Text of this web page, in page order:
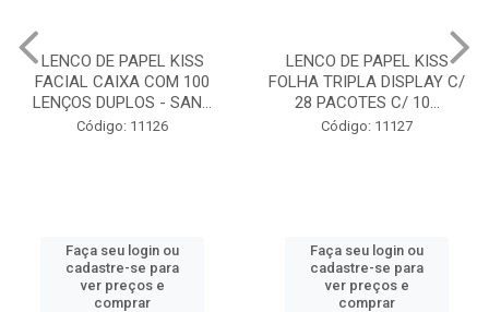
LENCO DE PAPEL KISS
FACIAL CAIXA COM 100
LENÇOS DUPLOS - SAN...
Código: 11126
Faça seu login ou
cadastre-se para
ver preços e
comprar
LENCO DE PAPEL KISS
FOLHA TRIPLA DISPLAY C/
28 PACOTES C/ 10...
Código: 11127
Faça seu login ou
cadastre-se para
ver preços e
comprar